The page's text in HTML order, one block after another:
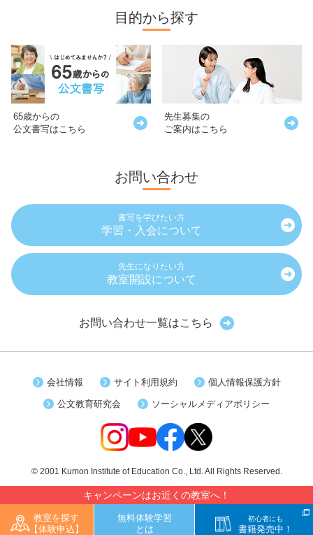
キャンペーンはお近くの教室へ！
教室を探す
【体験申込】
無料体験学習
とは
初心者にも
書籍発売中！
目的から探す
65歳からの
公文書写はこちら
先生募集の
ご案内はこちら
お問い合わせ
書写を学びたい方
学習・入会について
先生になりたい方
教室開設について
お問い合わせ一覧はこちら
会社情報 サイト利用規約 個人情報保護方針
公文教育研究会 ソーシャルメディアポリシー
© 2001 Kumon Institute of Education Co., Ltd. All Rights Reserved.